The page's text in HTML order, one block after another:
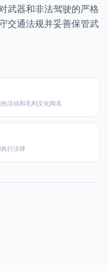
武器和非法驾驶的严格
交通法规并妥善保管武
活动和毛利文化闻名
行法律